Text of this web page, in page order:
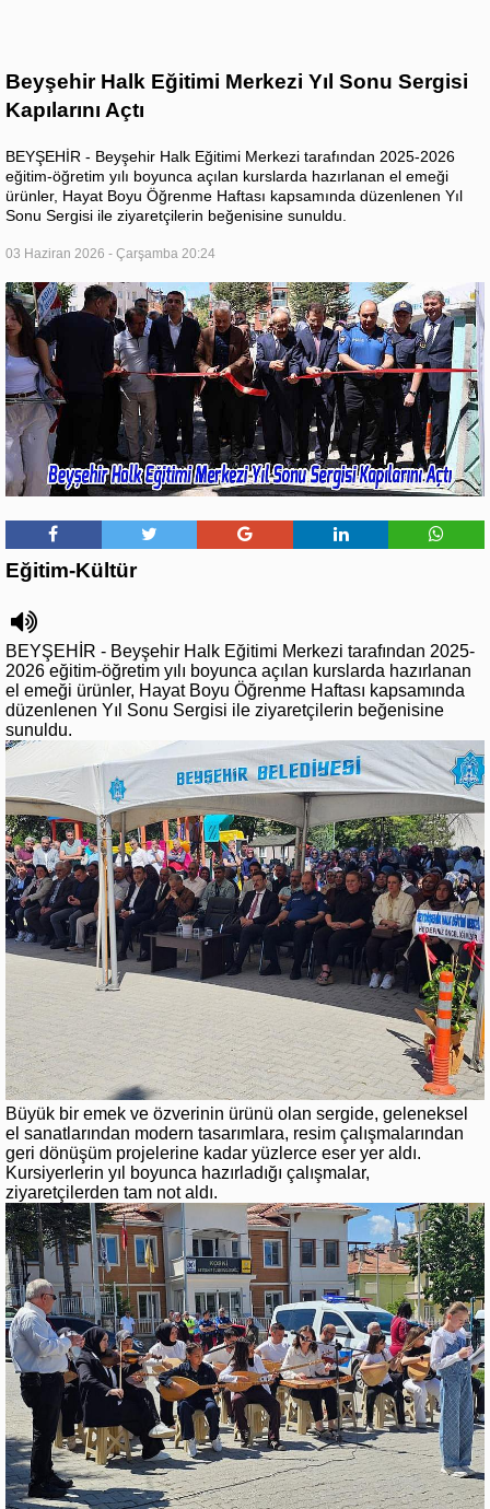
Beyşehir Halk Eğitimi Merkezi Yıl Sonu Sergisi
Kapılarını Açtı
BEYŞEHİR - Beyşehir Halk Eğitimi Merkezi tarafından 2025-2026
eğitim-öğretim yılı boyunca açılan kurslarda hazırlanan el emeği
ürünler, Hayat Boyu Öğrenme Haftası kapsamında düzenlenen Yıl
Sonu Sergisi ile ziyaretçilerin beğenisine sunuldu.
03 Haziran 2026 - Çarşamba 20:24
Eğitim-Kültür
BEYŞEHİR - Beyşehir Halk Eğitimi Merkezi tarafından 2025-
2026 eğitim-öğretim yılı boyunca açılan kurslarda hazırlanan
el emeği ürünler, Hayat Boyu Öğrenme Haftası kapsamında
düzenlenen Yıl Sonu Sergisi ile ziyaretçilerin beğenisine
sunuldu.
Büyük bir emek ve özverinin ürünü olan sergide, geleneksel
el sanatlarından modern tasarımlara, resim çalışmalarından
geri dönüşüm projelerine kadar yüzlerce eser yer aldı.
Kursiyerlerin yıl boyunca hazırladığı çalışmalar,
ziyaretçilerden tam not aldı.